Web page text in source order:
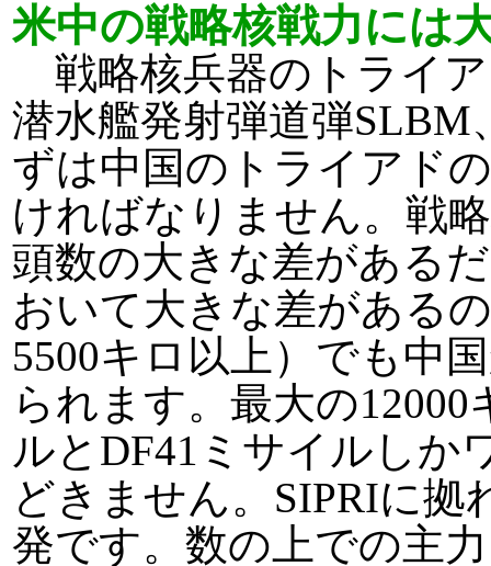
米中の戦略核戦力には
戦略核兵器のトライ
潜水艦発射弾道弾
ずは中国のトライアド
ければなりません。戦
頭数の大きな差がある
おいて大きな差がある
5500キロ以上）でも中
られます。最大の
ルとDF41ミサイルしか
どきません。SIPRIに拠
発です。数の上での主